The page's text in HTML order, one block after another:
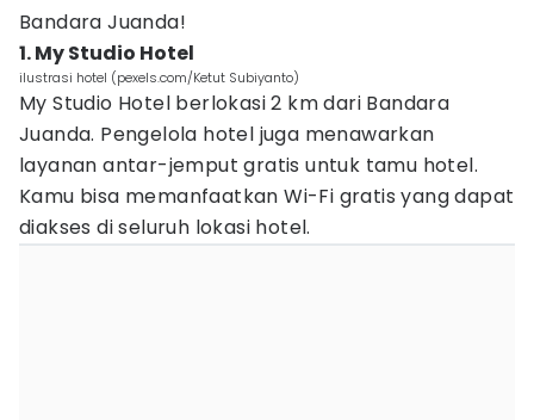
Bandara Juanda!
1. My Studio Hotel
ilustrasi hotel (pexels.com/Ketut Subiyanto)
My Studio Hotel berlokasi 2 km dari Bandara
Juanda. Pengelola hotel juga menawarkan
layanan antar-jemput gratis untuk tamu hotel.
Kamu bisa memanfaatkan Wi-Fi gratis yang dapat
diakses di seluruh lokasi hotel.